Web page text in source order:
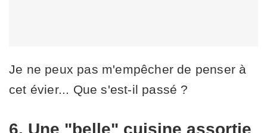
Je ne peux pas m'empêcher de penser à
cet évier... Que s'est-il passé ?
6. Une "belle" cuisine assortie